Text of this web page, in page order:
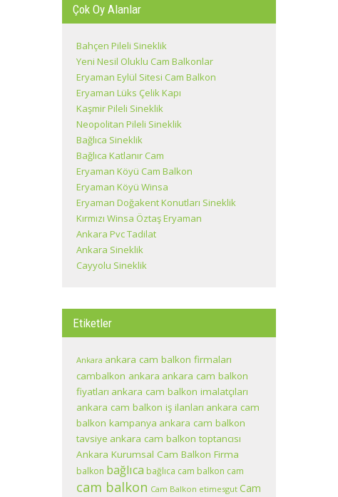
Çok Oy Alanlar
Bahçen Pileli Sineklik
Yeni Nesil Oluklu Cam Balkonlar
Eryaman Eylül Sitesi Cam Balkon
Eryaman Lüks Çelik Kapı
Kaşmir Pileli Sineklik
Neopolitan Pileli Sineklik
Bağlıca Sineklik
Bağlıca Katlanır Cam
Eryaman Köyü Cam Balkon
Eryaman Köyü Winsa
Eryaman Doğakent Konutları Sineklik
Kırmızı Winsa Öztaş Eryaman
Ankara Pvc Tadilat
Ankara Sineklik
Cayyolu Sineklik
Etiketler
Ankara ankara cam balkon firmaları
cambalkon ankara ankara cam balkon
fiyatları ankara cam balkon imalatçıları
ankara cam balkon iş ilanları ankara cam
balkon kampanya ankara cam balkon
tavsiye ankara cam balkon toptancısı
Ankara Kurumsal Cam Balkon Firma
balkon bağlıca bağlıca cam balkon cam
cam balkon Cam Balkon etimesgut Cam